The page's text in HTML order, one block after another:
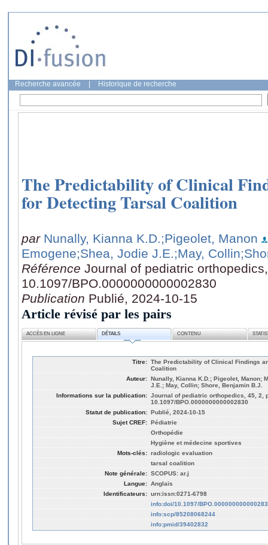
Recherche avancée Historique de recherche
The Predictability of Clinical
for Detecting Tarsal Coalition
par Nunally, Kianna K.D.;Pigeolet, Manon
Emogene;Shea, Jodie J.E.;May, Collin
Référence Journal of pediatric
10.1097/BPO.0000000000002830
Publication Publié, 2024-10-15
Article révisé par les pairs
ACCÈS EN LIGNE DÉTAILS CONTENU
Titre: The Predictability of Clinical Findings
Coalition
Auteur: Nunally, Kianna K.D.; Pigeolet, Manon;
J.E.; May, Collin; Shore, Benjamin B.J.
Informations sur la publication: Journal of pediatric orthopedics, 45, 2,
10.1097/BPO.0000000000002830
Statut de publication: Publié, 2024-10-15
Sujet CREF: Pédiatrie
Orthopédie
Hygiène et médecine sportives
Mots-clés: radiologic evaluation
tarsal coalition
Note générale: SCOPUS: ar.j
Langue: Anglais
Identificateurs: urn:issn:0271-6798
info:doi/10.1097/
info:scp/85208068244
info:pmid/39402832